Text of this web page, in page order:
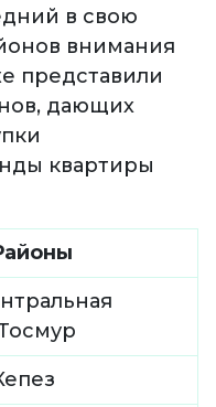
в свою
внимания
представили
дающих
квартиры